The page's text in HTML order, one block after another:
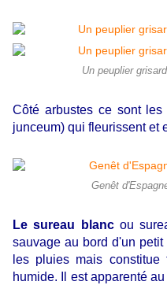
Un peuplier
Côté arbustes ce sont les
junceum) qui fleurissent et
Genêt
Le sureau blancou
sauvage au bord d'un
les pluies mais
humide. Il est apparenté